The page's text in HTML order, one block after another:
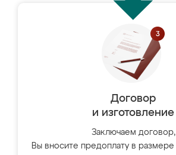
Договор
и изготовление
Заключаем договор,
Вы вносите предоплату в размере